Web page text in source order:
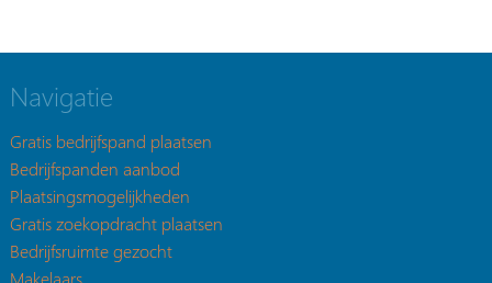
Navigatie
Gratis bedrijfspand plaatsen
Bedrijfspanden aanbod
Plaatsingsmogelijkheden
Gratis zoekopdracht plaatsen
Bedrijfsruimte gezocht
Makelaars